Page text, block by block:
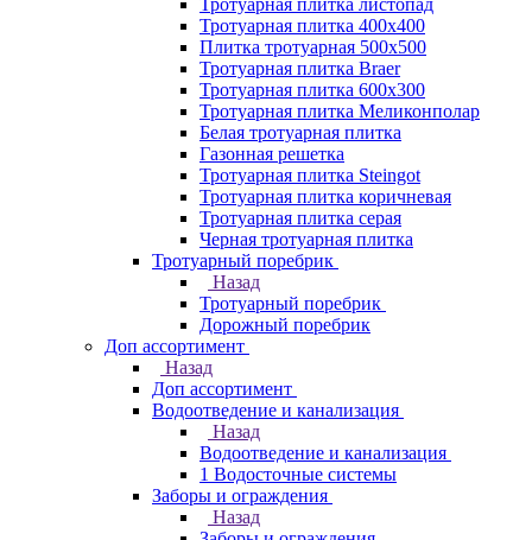
Тротуарная плитка листопад
Тротуарная плитка 400х400
Плитка тротуарная 500x500
Тротуарная плитка Braer
Тротуарная плитка 600х300
Тротуарная плитка Меликонполар
Белая тротуарная плитка
Газонная решетка
Тротуарная плитка Steingot
Тротуарная плитка коричневая
Тротуарная плитка серая
Черная тротуарная плитка
Тротуарный поребрик
Назад
Тротуарный поребрик
Дорожный поребрик
Доп ассортимент
Назад
Доп ассортимент
Водоотведение и канализация
Назад
Водоотведение и канализация
1 Водосточные системы
Заборы и ограждения
Назад